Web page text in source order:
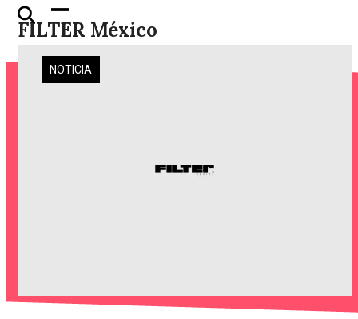
Skip
FILTER México
Open
mobile
menu
Close
mobile
menu
NOTICIA